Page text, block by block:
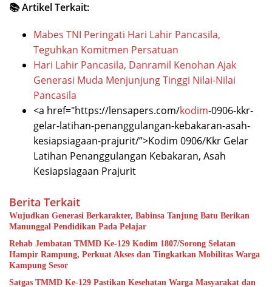
📚 Artikel Terkait:
Mabes TNI Peringati Hari Lahir Pancasila,
Teguhkan Komitmen Persatuan
Hari Lahir Pancasila, Danramil Kenohan Ajak
Generasi Muda Menjunjung Tinggi Nilai-Nilai
Pancasila
<a href="https://lensapers.com/kodim-0906-kkr-
gelar-latihan-penanggulangan-kebakaran-asah-
kesiapsiagaan-prajurit/”>Kodim 0906/Kkr Gelar
Latihan Penanggulangan Kebakaran, Asah
Kesiapsiagaan Prajurit
Berita Terkait
Wujudkan Generasi Berkarakter, Babinsa Tanjung Batu Berikan
Manunggal Pendidikan Pada Pelajar
Rehab Jembatan TMMD Ke-129 Kodim 1807/Sorong Selatan
Hampir Rampung, Perkuat Akses dan Tingkatkan Mobilitas Warga
Kampung Sesor
Satgas TMMD Ke-129 Pastikan Kesehatan Warga Masyarakat dan